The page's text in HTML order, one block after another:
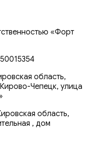
«Форт
область,
Чепецк, улица
область,
, дом